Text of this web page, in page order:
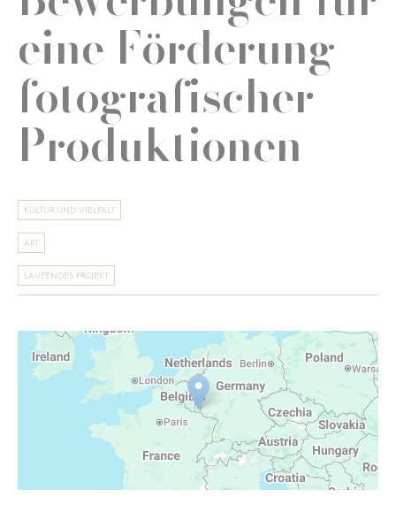
eine Förderung
fotografischer
Produktionen
KULTUR UND VIELFALT
ART
LAUFENDES PROJEKT